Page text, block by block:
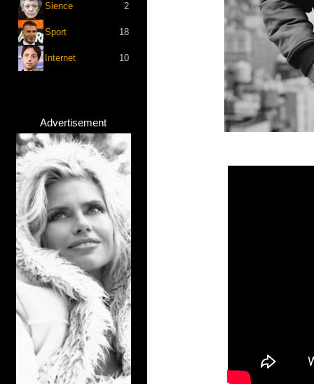
Sience 2
Sport 18
Internet 10
Advertisement